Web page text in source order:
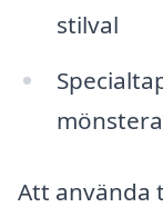
stilval
Att använda